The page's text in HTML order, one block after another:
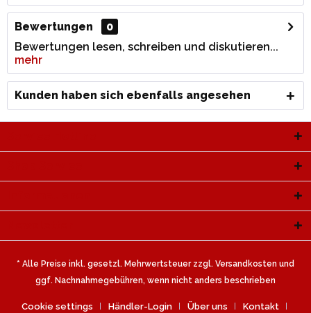
Bewertungen
0
Bewertungen lesen, schreiben und diskutieren...
mehr
Kunden haben sich ebenfalls angesehen
* Alle Preise inkl. gesetzl. Mehrwertsteuer zzgl. Versandkosten und
ggf. Nachnahmegebühren, wenn nicht anders beschrieben
Cookie settings Händler-Login Über uns Kontakt